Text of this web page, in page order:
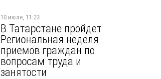
10 июля, 11:23
В Татарстане пройдет
Региональная неделя
приемов граждан по
вопросам труда и
занятости